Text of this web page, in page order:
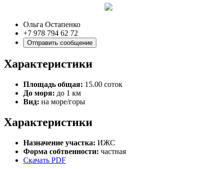
Ольга Остапенко
+7 978 794 62 72
Отправить сообщение
Характеристики
Площадь общая: 15.00 соток
До моря: до 1 км
Вид: на море/горы
Характеристики
Назначение участка: ИЖС
Форма собтвенности: частная
Скачать PDF